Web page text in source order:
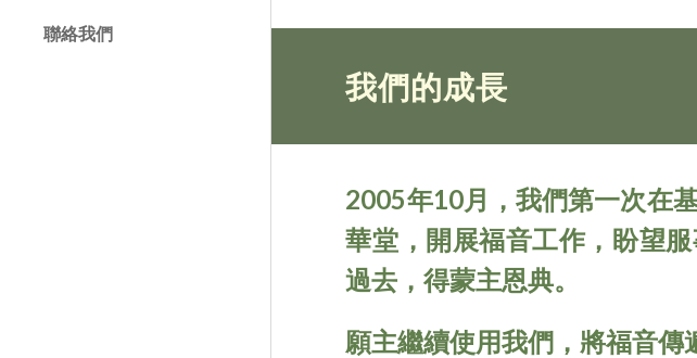
聯絡我們
我們的成長
2005年10月，我們第一次在
華堂，開展福音工作，盼望
過去，得蒙主恩典。
願主繼續使用我們，將福音傳